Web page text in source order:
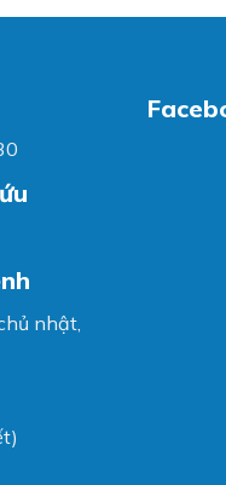
nhật,